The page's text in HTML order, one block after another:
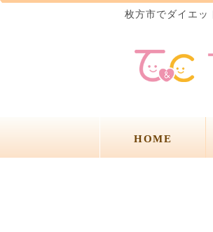
枚方市でダイエッ
HOME